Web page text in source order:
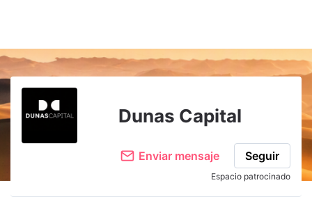
Dunas Capital
Enviar mensaje Seguir
Espacio patrocinado